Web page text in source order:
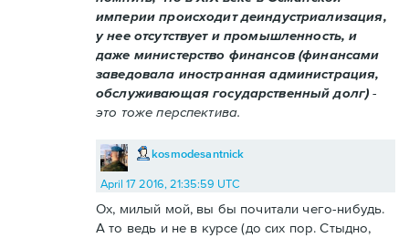
империи происходит деиндустриализация,
у нее отсутствует и промышленность, и
даже министерство финансов (финансами
заведовала иностранная администрация,
обслуживающая государственный долг)-
это тоже перспектива.
kosmodesantnick
April 17 2016, 21:35:59 UTC
Ох, милый мой, вы бы почитали чего-нибудь.
А то ведь и не в курсе (до сих пор. Стыдно,